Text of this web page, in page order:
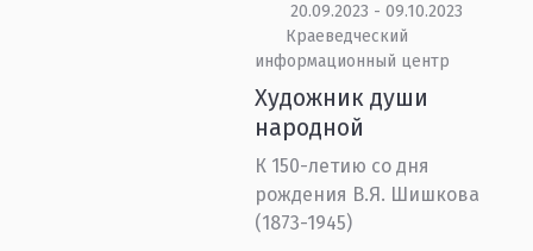
20.09.2023 - 09.10.2023
Краеведческий
информационный центр
Художник души
народной
К 150-летию со дня
рождения В.Я. Шишкова
(1873-1945)